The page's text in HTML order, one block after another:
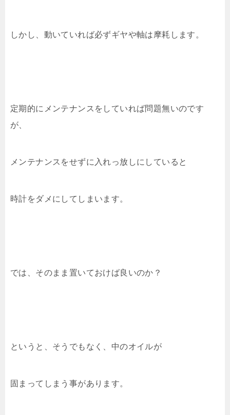
しかし、動いていれば必ずギヤや軸は摩耗します。
定期的にメンテナンスをしていれば問題無いのです
が、
メンテナンスをせずに入れっ放しにしていると
時計をダメにしてしまいます。
では、そのまま置いておけば良いのか？
というと、そうでもなく、中のオイルが
固まってしまう事があります。